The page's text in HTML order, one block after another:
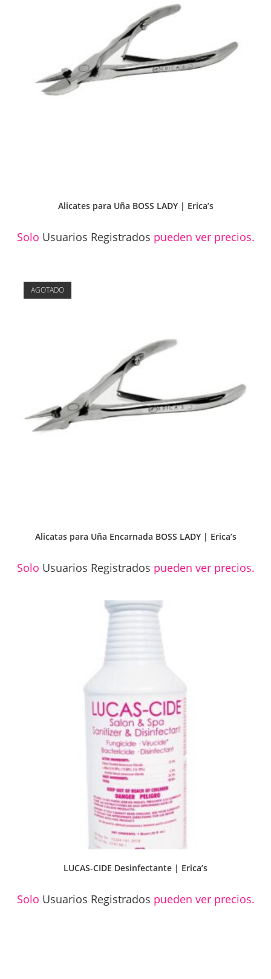
Alicates para Uña BOSS LADY | Erica’s
Solo Usuarios Registrados pueden ver precios.
AGOTADO
Alicatas para Uña Encarnada BOSS LADY | Erica’s
Solo Usuarios Registrados pueden ver precios.
LUCAS-CIDE Desinfectante | Erica’s
Solo Usuarios Registrados pueden ver precios.